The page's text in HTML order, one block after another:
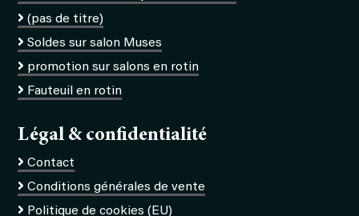
(pas de titre)
Soldes sur salon Muses
promotion sur salons en rotin
Fauteuil en rotin
Légal & confidentialité
Contact
Conditions générales de vente
Politique de cookies (EU)